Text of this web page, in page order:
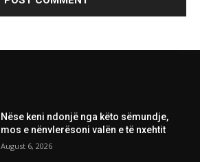
Nëse keni ndonjë nga këto sëmundje,
mos e nënvlerësoni valën e të nxehtit
August 6, 2026